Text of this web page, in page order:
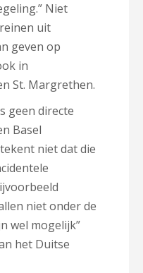
Niet
uit
geven op
in
St. Margrethen.
geen directe
Basel
niet dat die
niet onder de
wel mogelijk”
het Duitse